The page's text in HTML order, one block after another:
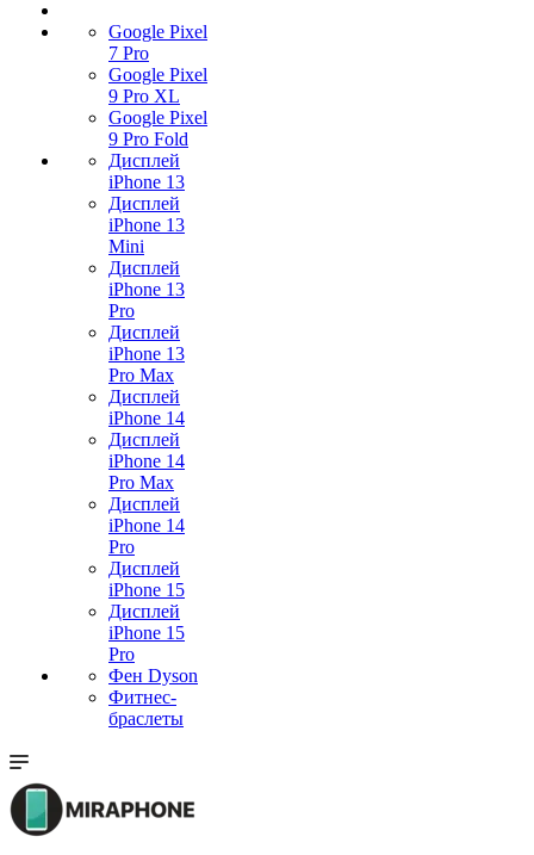
Google Pixel
7 Pro
Google Pixel
9 Pro XL
Google Pixel
9 Pro Fold
Дисплей
iPhone 13
Дисплей
iPhone 13
Mini
Дисплей
iPhone 13
Pro
Дисплей
iPhone 13
Pro Max
Дисплей
iPhone 14
Дисплей
iPhone 14
Pro Max
Дисплей
iPhone 14
Pro
Дисплей
iPhone 15
Дисплей
iPhone 15
Pro
Фен Dyson
Фитнес-
браслеты